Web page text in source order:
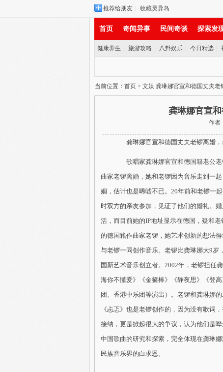
推荐给朋友 收藏灵异岛
首页 奇闻异事 民间奇谈 探索发
实时新闻
健康养生 旅游攻略 八卦娱乐 今日精选
当前位置： 首页 > 文娱 龚琳娜官宣和德国丈夫老
龚琳娜官宣
作者
龚琳娜官宣和德国丈夫老锣离婚，
歌唱家龚琳娜官宣和德国籍老公老
曲家老锣离婚，她和老锣因为音乐走到一
姻，估计也是唏嘘不已。20年前和老锣一
时双方的亲友参加，见证了他们的婚礼。
活，而目前她的IP地址显示在德国，疑和
的德国籍作曲家老锣，她艺术创新的想法
与老锣一同创作音乐。老锣比龚琳娜大9岁
国新艺术音乐创立者。2002年，老锣担任
海你不懂爱》《金箍棒》《静夜思》《登
团、香港中乐团等演出）。老锣和龚琳娜
《忐忑》也是老锣创作的，因为没有歌词
接纳，更是掀起很大的争议，认为他们是
中国歌曲的研究和探索，完全体现在龚琳
民族音乐界的白求恩。